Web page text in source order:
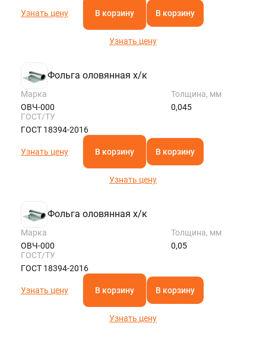
Узнать цену В корзину В корзину
Узнать цену
Фольга оловянная х/к
Марка
ОВЧ-000
Толщина, мм
0,045
ГОСТ/ТУ
ГОСТ 18394-2016
Узнать цену В корзину В корзину
Узнать цену
Фольга оловянная х/к
Марка
ОВЧ-000
Толщина, мм
0,05
ГОСТ/ТУ
ГОСТ 18394-2016
Узнать цену В корзину В корзину
Узнать цену